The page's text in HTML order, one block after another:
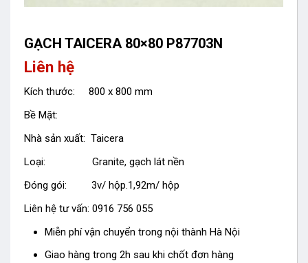
GẠCH TAICERA 80×80 P87703N
Liên hệ
Kích thước: 800 x 800 mm
Bề Mặt:
Nhà sản xuất: Taicera
Loại: Granite, gạch lát nền
Đóng gói: 3v/ hộp.1,92m/ hộp
Liên hệ tư vấn: 0916 756 055
Miễn phí vận chuyển trong nội thành Hà Nội
Giao hàng trong 2h sau khi chốt đơn hàng